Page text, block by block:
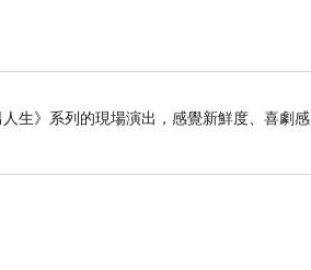
生》系列的現場演出，感覺新鮮度、喜劇感